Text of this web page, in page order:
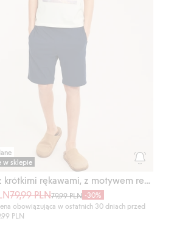
w sklepie
Piżama z krótkimi rękawami, z motywem rekina
79,99 PLN79,99 PLN -30%
obowiązująca w ostatnich 30 dniach przed
PLN